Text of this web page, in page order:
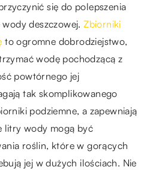
się do polepszenia
wody deszczowej.Zbiorniki
to ogromne dobrodziejstwo,
wodę pochodzącą z
powtórnego jej
tak skomplikowanego
podziemne, a zapewniają
litry wody mogą być
roślin, które w gorących
jej w dużych ilościach. Nie